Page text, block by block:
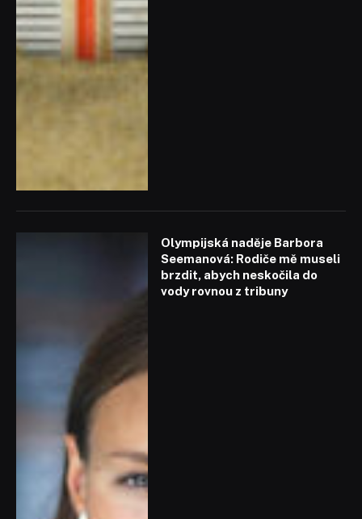
Olympijská naděje Barbora
Seemanová: Rodiče mě museli
brzdit, abych neskočila do
vody rovnou z tribuny